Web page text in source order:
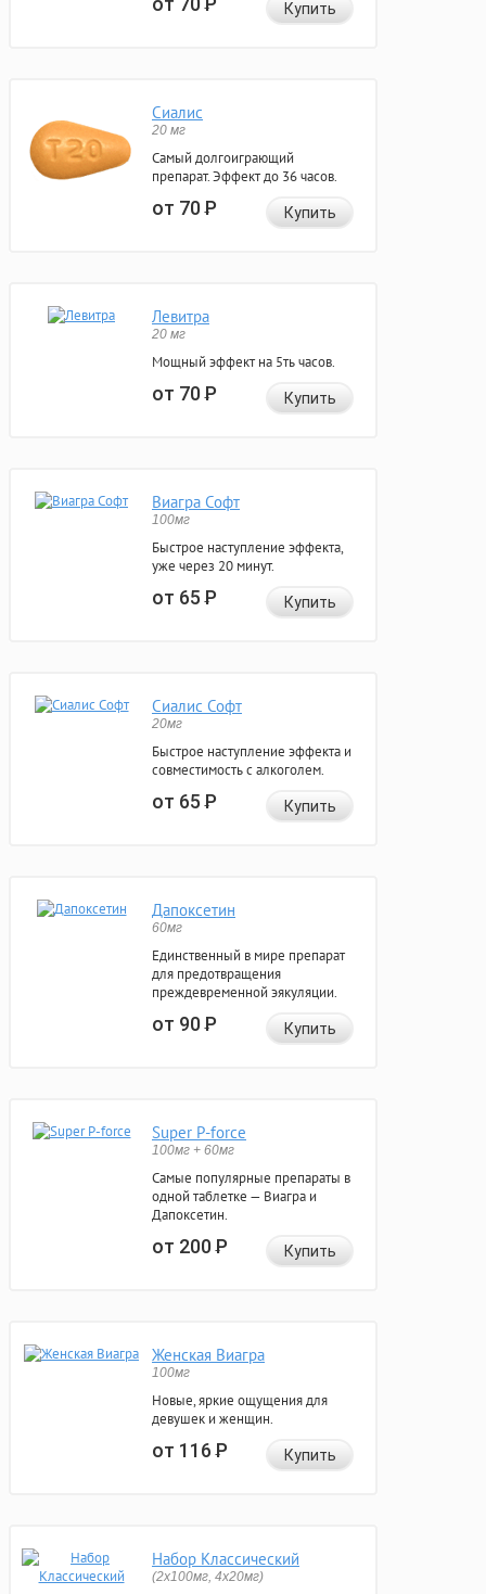
Купить
Сиалис
20 мг
Самый долгоиграющий
препарат. Эффект до 36 часов.
от 70Р Купить
Левитра
20 мг
Мощный эффект на 5ть часов.
от 70Р Купить
Виагра Софт
100мг
Быстрое наступление эффекта,
уже через 20 минут.
от 65Р Купить
Сиалис Софт
20мг
Быстрое наступление эффекта и
совместимость с алкоголем.
от 65Р Купить
Дапоксетин
60мг
Единственный в мире препарат
для предотвращения
преждевременной эякуляции.
от 90Р Купить
Super P-force
100мг + 60мг
Самые популярные препараты в
одной таблетке — Виагра и
Дапоксетин.
от 200Р Купить
Женская Виагра
100мг
Новые, яркие ощущения для
девушек и женщин.
от 116Р Купить
Набор Классический
(2x100мг, 4x20мг)